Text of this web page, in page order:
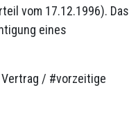
vom 17.12.1996). Das
eines
/ #vorzeitige